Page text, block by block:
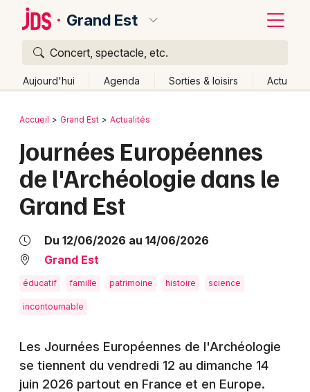
Grand Est
Concert, spectacle, etc.
Aujourd'hui Agenda Sorties & loisirs Actu
Publier un événement
Grands événements
Activité & Expérience
Foires & salons
Spectacles
Concerts
Bordeaux
Colmar
Lille
Marseille
Mulhouse
Nantes
Nice
Retour
Accueil Grand Est Actualités
Journées Européennes
de l'Archéologie dans le
Grand Est
Du 12/06/2026 au 14/06/2026
Grand Est
éducatif famille patrimoine histoire science
incontournable
Les Journées Européennes de l'Archéologie
se tiennent du vendredi 12 au dimanche 14
juin 2026 partout en France et en Europe.
Quoi ?
Où ?
Quand ?
Aujourd'hui
Demain Ce week-end Autre